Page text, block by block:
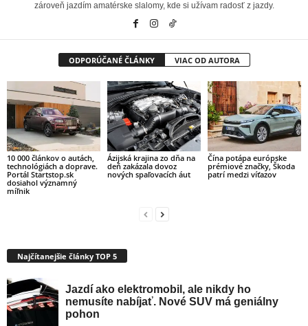
zároveň jazdím amatérske slalomy, kde si užívam radosť z jazdy.
ODPORÚČANÉ ČLÁNKY VIAC OD AUTORA
10 000 článkov o autách,
technológiách a doprave.
Portál Startstop.sk
dosiahol významný
míľnik
Ázijská krajina zo dňa na
deň zakázala dovoz
nových spaľovacích áut
Čína potápa európske
prémiové značky, Škoda
patrí medzi víťazov
Najčítanejšie články TOP 5